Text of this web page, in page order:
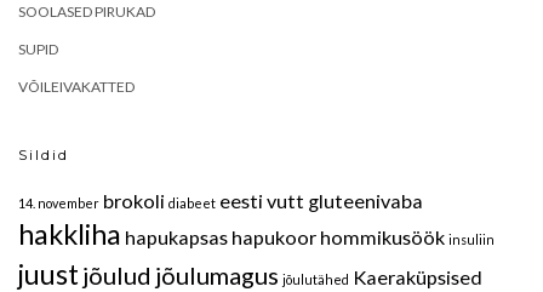
SOOLASED PIRUKAD
SUPID
VÕILEIVAKATTED
Sildid
14. november brokoli diabeet eesti vutt gluteenivaba
hakkliha hapukapsas hapukoor hommikusöök insuliin
juustjõulud jõulumagus jõulutähed Kaeraküpsised